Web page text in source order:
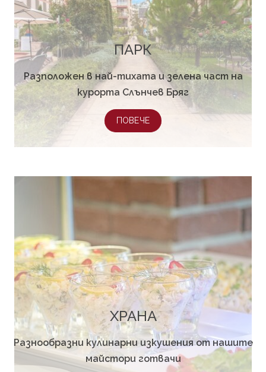
ПАРК
Разположен в най-тихата и зелена част на
курорта Слънчев Бряг
ПОВЕЧЕ
ХРАНА
Разнообразни кулинарни изкушения от нашите
майстори готвачи